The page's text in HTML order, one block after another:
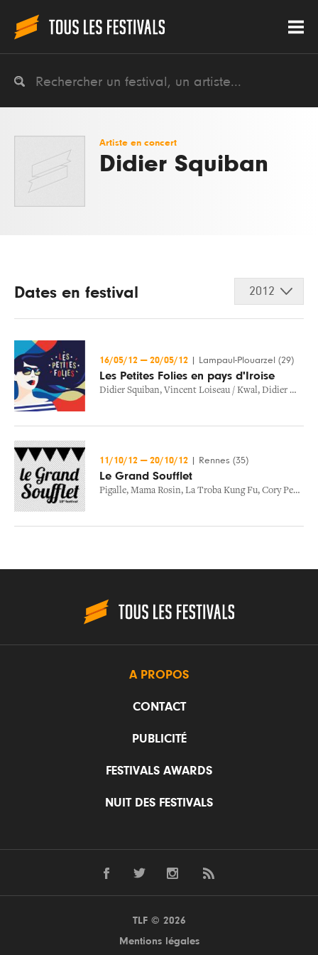
Artiste en concert
Didier Squiban
Dates en festival 2012
16/05/12 — 20/05/12 Lampaul-Plouarzel (29)
Les Petites Folies en pays d'Iroise
Didier Squiban, Vincent Loiseau / Kwal, Didier Wampas & Bikini Machine
11/10/12 — 20/10/12 Rennes (35)
Le Grand Soufflet
Pigalle, Mama Rosin, La Troba Kung Fu, Cory Pesaturo & Yasmine Azaiez
A PROPOS
CONTACT
PUBLICITÉ
FESTIVALS AWARDS
NUIT DES FESTIVALS
TLF © 2026
Mentions légales